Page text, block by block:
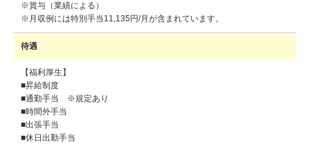
※賞与（業績による）
※月収例には特別手当11,135円/月が含まれています。
待遇
【福利厚生】
■昇給制度
■通勤手当 ※規定あり
■時間外手当
■出張手当
■休日出勤手当